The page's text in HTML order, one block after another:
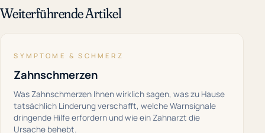
Weiterführende Artikel
SYMPTOME & SCHMERZ
Zahnschmerzen
Was Zahnschmerzen Ihnen wirklich sagen, was zu Hause
tatsächlich Linderung verschafft, welche Warnsignale
dringende Hilfe erfordern und wie ein Zahnarzt die
Ursache behebt.